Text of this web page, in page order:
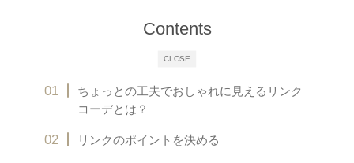
CLOSE
Contents
ちょっとの工夫でおしゃれに見えるリンク
コーデとは？
リンクのポイントを決める